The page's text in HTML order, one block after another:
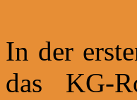
In der
das KG-